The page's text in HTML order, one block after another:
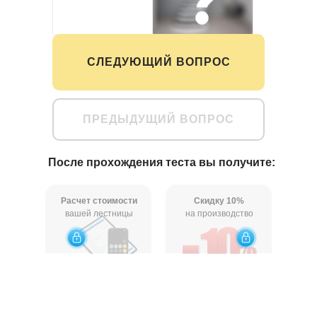
ПРЕДЫДУЩИЙ ВОПРОС
После прохождения теста вы получите:
Расчет стоимости
вашей лестницы
Скидку 10%
на производство
СЛЕДУЮЩИЙ ВОПРОС